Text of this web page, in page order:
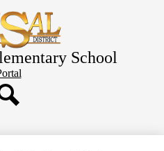
to
main
content
School